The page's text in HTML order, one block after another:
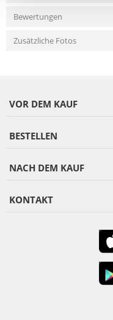
Bewertungen
Zusätzliche Fotos
VOR DEM KAUF
BESTELLEN
NACH DEM KAUF
KONTAKT